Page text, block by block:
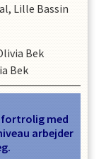
Lille Bassin
Bek
Bek
fortrolig med
arbejder